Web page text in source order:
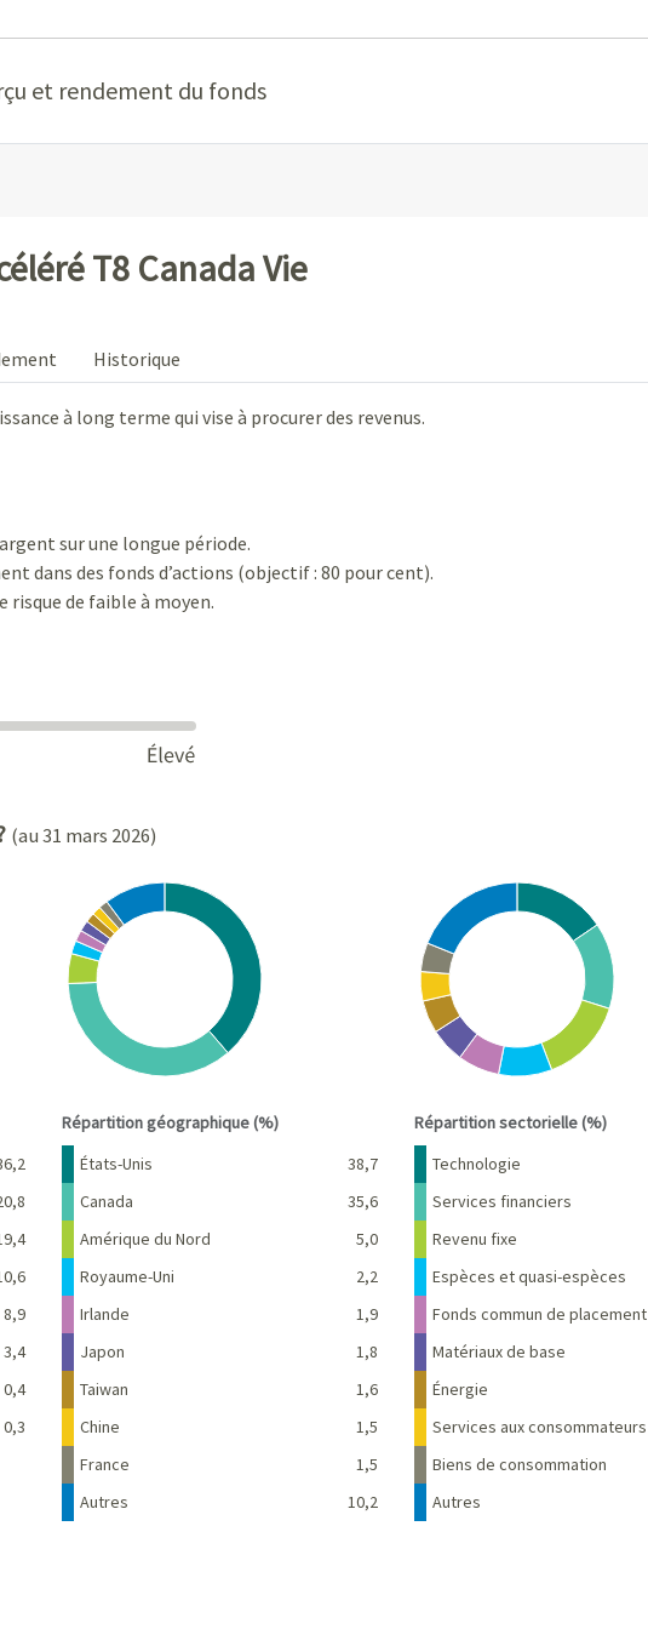
et rendement du fonds
T8 Canada Vie
Historique
à long terme qui vise à procurer des revenus.
sur une longue période.
dans des fonds d’actions (objectif : 80 pour cent).
risque de faible à moyen.
(au 31 mars 2026)
8,9
3,4
0,4
0,3
Chart
Pie chart with 10 slices.
View as data table, Chart
Répartition géographique (%)
Nom Pourcentage
États-Unis
38,7
Canada
35,6
Amérique du Nord
5,0
Royaume-Uni
2,2
Irlande
1,9
Japon
1,8
Taiwan
1,6
Chine
1,5
France
1,5
Autres
10,2
Chart
Pie chart with 10 slices.
View as data table, Chart
Répartition sectorielle (%)
Nom Pourcentage
Technologie
Services financiers
Revenu fixe
Espèces et quasi-espèces
Fonds commun de placement
Matériaux de base
Énergie
Services aux consommateurs
Biens de consommation
Autres